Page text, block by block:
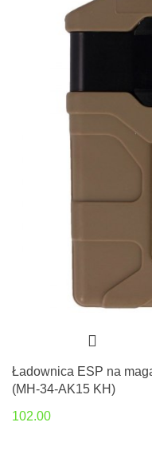
Ładownica ESP na
(MH-34-AK15 KH)
102.00